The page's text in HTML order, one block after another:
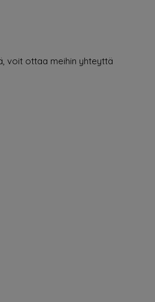
voit ottaa meihin yhteyttä